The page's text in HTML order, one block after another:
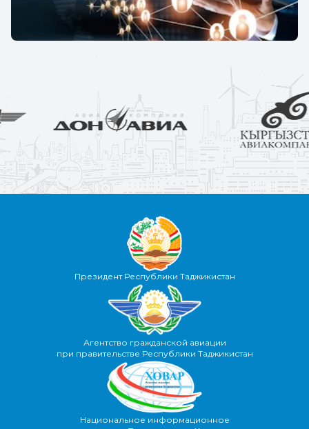
Президент Республики Таджикистан
Агентство гражданской авиации
при правительстве Республики Таджикистан
Национальное информационное